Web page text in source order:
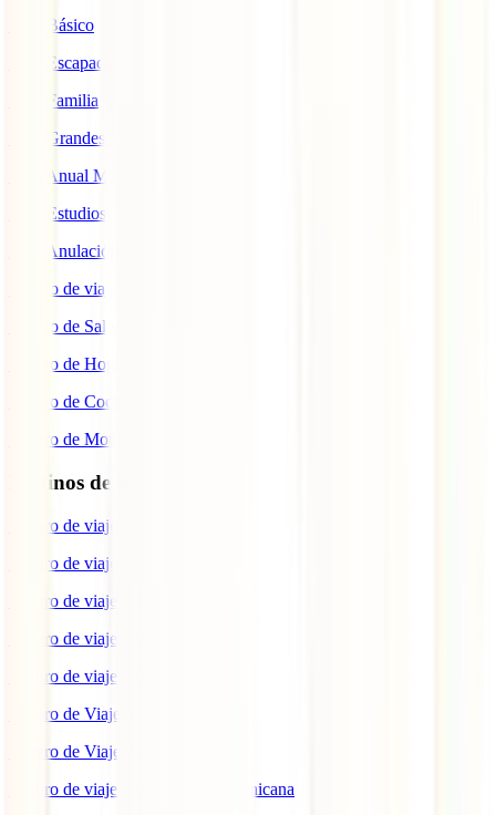
IATI Básico
IATI Escapadas
IATI Familia
IATI Grandes Viajeros
IATI Anual Multiviaje
IATI Estudios
IATI Anulación Premium
Seguro de viaje COVID
Seguro de Salud
Seguro de Hogar
Seguro de Coche
Seguro de Moto
Destinos de interés
Seguro de viaje a EEUU
Seguro de viaje a Indonesia
Seguro de viaje a Marruecos
Seguro de viaje a Reino Unido
Seguro de viaje a México
Seguro de Viaje a Tailandia
Seguro de Viaje a China
Seguro de viaje a República Dominicana